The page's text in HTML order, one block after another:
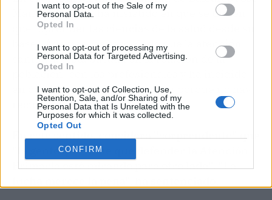
I want to opt-out of the Sale of my
Personal Data.
Opted In
I want to opt-out of processing my
Personal Data for Targeted Advertising.
Opted In
I want to opt-out of Collection, Use,
Retention, Sale, and/or Sharing of my
Personal Data that Is Unrelated with the
Purposes for which it was collected.
Opted Out
CONFIRM
Manuel Aranda, ha insistido en que se tienen
que "aprender las ciencias de la salud desde su
base". Además, ha recordado que la atención
sanitaria "está basada en la relación de la
población" con los profesionales y ha incidido
en que "los servicios se saturan porque no hay
recursos".
En este sentido, considera "sorprendente" que
"la gente que tiene que defender la Atención
Primaria esté mirando para otro lado". "La